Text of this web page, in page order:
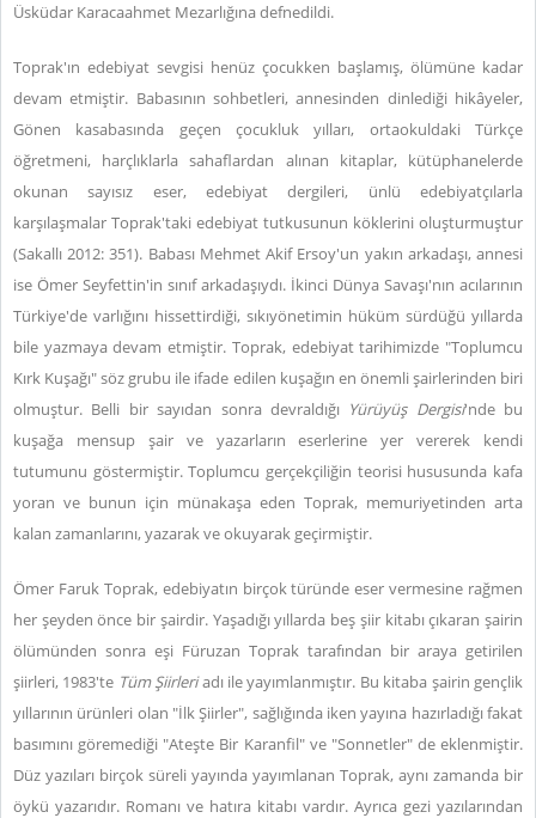
Üsküdar Karacaahmet Mezarlığına defnedildi.
Toprak'ın edebiyat sevgisi henüz çocukken başlamış, ölümüne kadar
devam etmiştir. Babasının sohbetleri, annesinden dinlediği hikâyeler,
Gönen kasabasında geçen çocukluk yılları, ortaokuldaki Türkçe
öğretmeni, harçlıklarla sahaflardan alınan kitaplar, kütüphanelerde
okunan sayısız eser, edebiyat dergileri, ünlü edebiyatçılarla
karşılaşmalar Toprak'taki edebiyat tutkusunun köklerini oluşturmuştur
(Sakallı 2012: 351). Babası Mehmet Akif Ersoy'un yakın arkadaşı, annesi
ise Ömer Seyfettin'in sınıf arkadaşıydı. İkinci Dünya Savaşı'nın acılarının
Türkiye'de varlığını hissettirdiği, sıkıyönetimin hüküm sürdüğü yıllarda
bile yazmaya devam etmiştir. Toprak, edebiyat tarihimizde "Toplumcu
Kırk Kuşağı" söz grubu ile ifade edilen kuşağın en önemli şairlerinden biri
olmuştur. Belli bir sayıdan sonra devraldığı Yürüyüş Dergisi'nde bu
kuşağa mensup şair ve yazarların eserlerine yer vererek kendi
tutumunu göstermiştir. Toplumcu gerçekçiliğin teorisi hususunda kafa
yoran ve bunun için münakaşa eden Toprak, memuriyetinden arta
kalan zamanlarını, yazarak ve okuyarak geçirmiştir.
Ömer Faruk Toprak, edebiyatın birçok türünde eser vermesine rağmen
her şeyden önce bir şairdir. Yaşadığı yıllarda beş şiir kitabı çıkaran şairin
ölümünden sonra eşi Füruzan Toprak tarafından bir araya getirilen
şiirleri, 1983'te Tüm Şiirleriadı ile yayımlanmıştır. Bu kitaba şairin gençlik
yıllarının ürünleri olan "İlk Şiirler", sağlığında iken yayına hazırladığı fakat
basımını göremediği "Ateşte Bir Karanfil" ve "Sonnetler" de eklenmiştir.
Düz yazıları birçok süreli yayında yayımlanan Toprak, aynı zamanda bir
öykü yazarıdır. Romanı ve hatıra kitabı vardır. Ayrıca gezi yazılarından